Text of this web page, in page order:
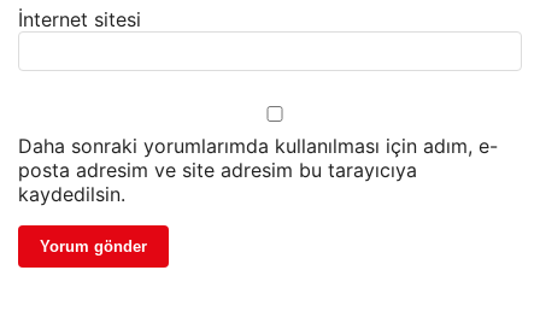
İnternet sitesi
Daha sonraki yorumlarımda kullanılması için adım, e-
posta adresim ve site adresim bu tarayıcıya
kaydedilsin.